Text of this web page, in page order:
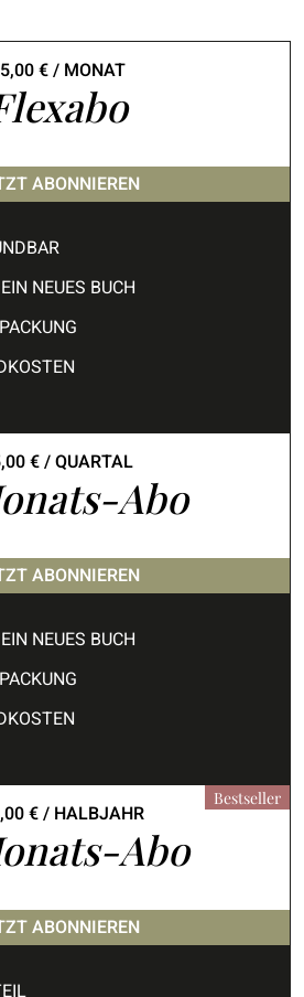
€/ MONAT
ABONNIEREN
NEUES BUCH
€/ QUARTAL
Abo
ABONNIEREN
NEUES BUCH
Bestseller
€/ HALBJAHR
Abo
ABONNIEREN